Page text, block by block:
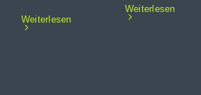
Weiterlesen
Weiterlesen